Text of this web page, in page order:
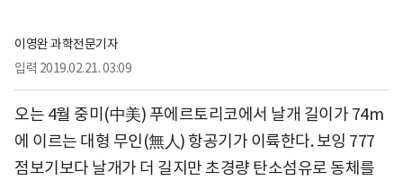
이영완 과학전문기자
입력 2019.02.21. 03:09
오는 4월 중미(中美) 푸에르토리코에서 날개 길이가 74m
에 이르는 대형 무인(無人) 항공기가 이륙한다. 보잉 777
점보기보다 날개가 더 길지만 초경량 탄소섬유로 동체를